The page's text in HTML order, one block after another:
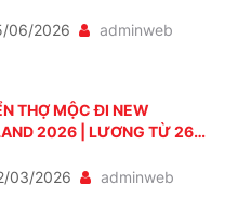
BỊ
06/2026 adminweb
THỢ MỘC ĐI NEW
2026 | LƯƠNG TỪ 26
03/2026
adminweb